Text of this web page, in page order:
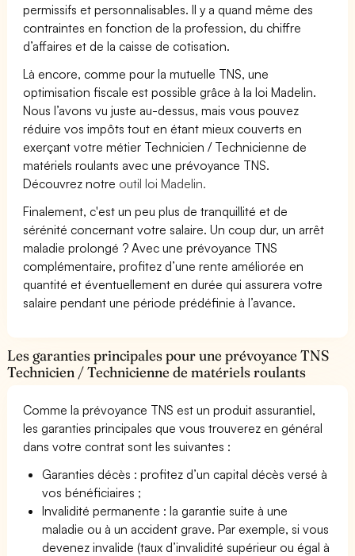
permissifs et personnalisables. Il y a quand même des
contraintes en fonction de la profession, du chiffre
d’affaires et de la caisse de cotisation.
Là encore, comme pour la mutuelle TNS, une
optimisation fiscale est possible grâce à la loi Madelin.
Nous l’avons vu juste au-dessus, mais vous pouvez
réduire vos impôts tout en étant mieux couverts en
exerçant votre métier Technicien / Technicienne de
matériels roulants avec une prévoyance TNS.
Découvrez notre outil loi Madelin.
Finalement, c'est un peu plus de tranquillité et de
sérénité concernant votre salaire. Un coup dur, un arrêt
maladie prolongé ? Avec une prévoyance TNS
complémentaire, profitez d’une rente améliorée en
quantité et éventuellement en durée qui assurera votre
salaire pendant une période prédéfinie à l’avance.
Les garanties principales pour une prévoyance TNS
Technicien / Technicienne de matériels roulants
Comme la prévoyance TNS est un produit assurantiel,
les garanties principales que vous trouverez en général
dans votre contrat sont les suivantes :
Garanties décès : profitez d’un capital décès versé à
vos bénéficiaires ;
Invalidité permanente : la garantie suite à une
maladie ou à un accident grave. Par exemple, si vous
devenez invalide (taux d’invalidité supérieur ou égal à